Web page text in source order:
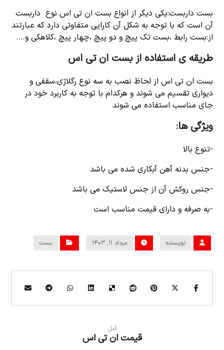
بست داربست:یکی دیگر از انواع بست ان تی اس نوع داربست
آن است که با توجه به شکل آن کارایی متفاوتی دارد که عبارتند
از:بست رابط ،بست تک پیچ و دو پیچ ،چهار پیچ ،کلاهکی و….
طریقه ی استفاده از بست ان تی اس
بست ان تی اس از لحاظ نصب به سه نوع رگلاژی،سقفی و
دیواری تقسیم می شوند و هرکدام با توجه به کاربرد خود در
جای مناسب استفاده می شوند
ویژگی ها:
-تنوع بالا
-جنس بدنه آهن آبکاری شده می باشد
-جنس روکش آن از جنس لاستیک می باشد
-به صرفه و دارای قیمت مناسب است
نویسنده مرداد ۱۱, ۱۴۰۳ بست
قبل
قیمت ان تی اس